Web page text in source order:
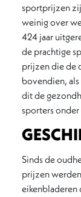
sportprijzen
weinig over
424 jaar
de prachtige
prijzen die de
bovendien,
dit de
sporters
Sinds de
prijzen
eikenbladeren